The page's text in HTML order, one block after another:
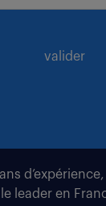
valider
leader en